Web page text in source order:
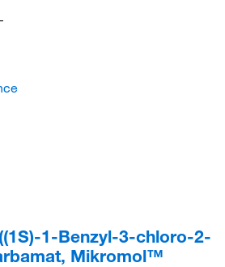
1-Benzyl-3-chloro-2-
Mikromol™